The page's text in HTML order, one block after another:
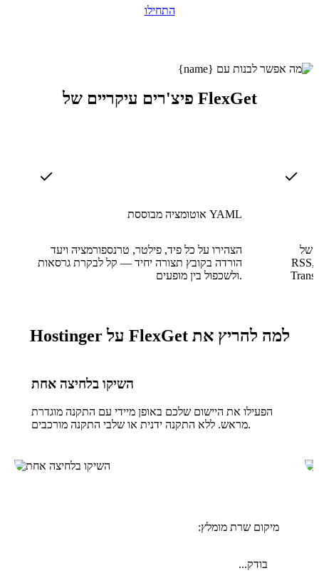
התחילו
פיצ'רים עיקריים של FlexGet
אוטומציה מבוססת YAML
הצהירו על כל פיד, פילטר, טרנספורמציה ויעד
הורדה בקובץ תצורה יחיד — קל לבקרת גרסאות
ולשכפול בין מופעים.
של
RSS,
למה להריץ את FlexGet על Hostinger
השיקו בלחיצה אחת
הפעילו את היישום שלכם באופן מיידי עם התקנה מוגדרת
מראש. ללא התקנה ידנית או שלבי התקנה מורכבים.
מיקום שרת מומלץ:
בודק...